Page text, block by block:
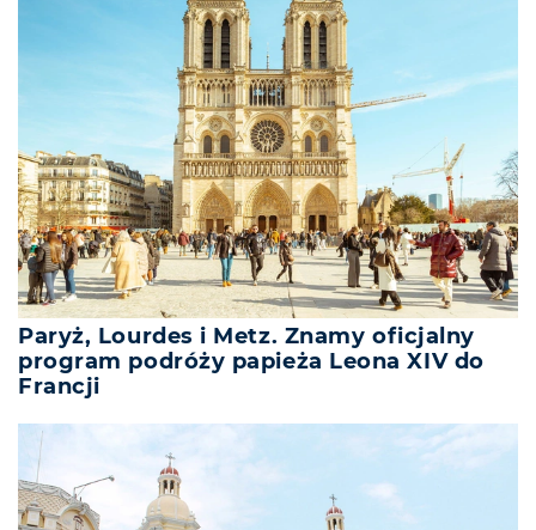
Paryż, Lourdes i Metz. Znamy oficjalny
program podróży papieża Leona XIV do
Francji